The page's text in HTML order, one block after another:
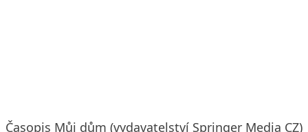
Časopis Můj dům (vydavatelství Springer Media CZ)